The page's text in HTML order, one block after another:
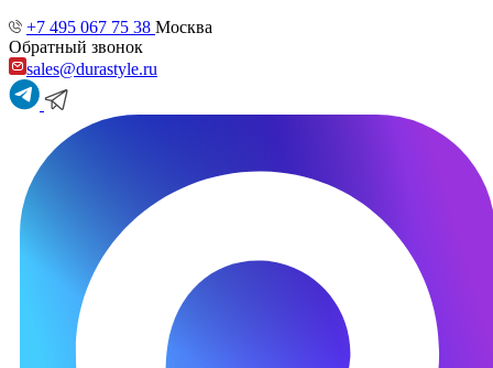
+7 495 067 75 38 Москва
Обратный звонок
sales@durastyle.ru